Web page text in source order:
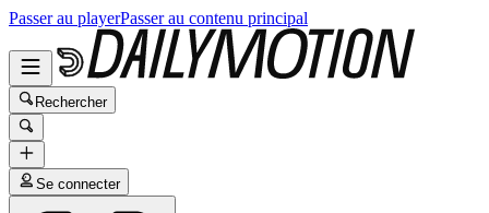
Passer au playerPasser au contenu principal
Rechercher
Se connecter